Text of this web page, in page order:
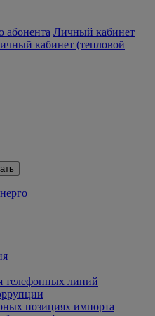
абонента Личный кабинет
кабинет (тепловой
телефонных линий
позициях импорта